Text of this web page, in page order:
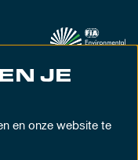
JE
en onze website te